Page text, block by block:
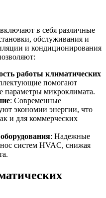
в себя различные
обслуживания и
и кондиционирования
работы климатических
помогают
параметры микроклимата.
: Современные
экономии энергии, что
и для коммерческих
: Надежные
систем HVAC, снижая